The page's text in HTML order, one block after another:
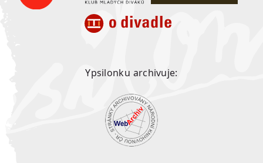
Ypsilonku archivuje: